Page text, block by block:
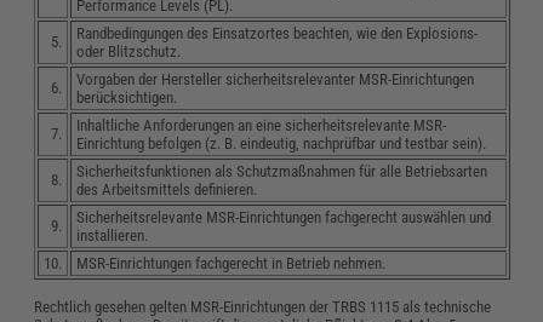
Performance Levels (PL).
5.
Randbedingungen des Einsatzortes beachten, wie den Explosions-
oder Blitzschutz.
6.
Vorgaben der Hersteller sicherheitsrelevanter MSR-Einrichtungen
berücksichtigen.
7.
Inhaltliche Anforderungen an eine sicherheitsrelevante MSR-
Einrichtung befolgen (z. B. eindeutig, nachprüfbar und testbar sein).
8.
Sicherheitsfunktionen als Schutzmaßnahmen für alle Betriebsarten
des Arbeitsmittels definieren.
9.
Sicherheitsrelevante MSR-Einrichtungen fachgerecht auswählen und
installieren.
10.
MSR-Einrichtungen fachgerecht in Betrieb nehmen.
Rechtlich gesehen gelten MSR-Einrichtungen der TRBS 1115 als technische